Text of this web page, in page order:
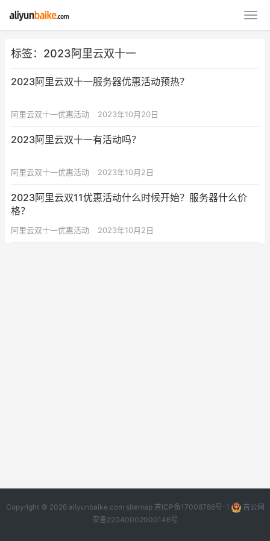
标签：2023阿里云双十一
2023阿里云双十一服务器优惠活动预热？
阿里云双十一优惠活动 2023年10月20日
2023阿里云双十一有活动吗？
阿里云双十一优惠活动 2023年10月2日
2023阿里云双11优惠活动什么时候开始？服务器什么价
格？
阿里云双十一优惠活动 2023年10月2日
Copyright © 2026 aliyunbaike.com sitemap 吉ICP备17008788号-1
吉公网
安备22040002000146号